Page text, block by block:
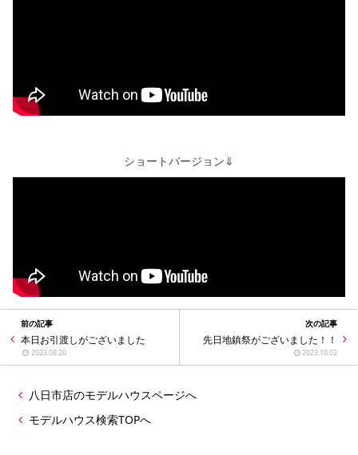
ショートバージョン⇓
前の記事
本日お引渡しがございました
2023.08.20
次の記事
先日地鎮祭がございました！！
2023.10.02
八日市店のモデルハウスページへ
モデルハウス検索TOPへ